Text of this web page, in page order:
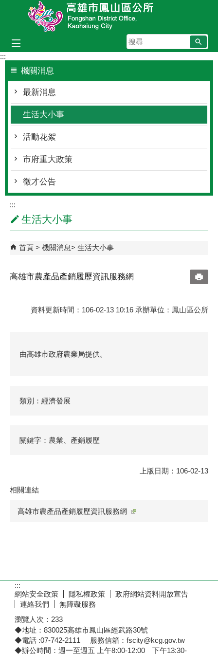
跳到主要內容區塊
搜
尋
:::
機關消息
最新消息
生活大小事
活動花絮
市府重大政策
徵才公告
:::
生活大小事
首頁 機關消息 生活大小事
高雄市農產品產銷履歷資訊服務網
資料更新時間：106-02-13 10:16 承辦單位：鳳山區公所
由高雄市政府農業局提供。
類別：經濟發展
關鍵字：農業、產銷履歷
上版日期：106-02-13
相關連結
高雄市農產品產銷履歷資訊服務網
:::
網站安全政策
隱私權政策
政府網站資料開放宣告
連絡我們
無障礙服務
瀏覽人次： 233
◆地址：830025高雄市鳳山區經武路30號
◆電話 :07-742-2111 服務信箱：fscity@kcg.gov.tw
◆辦公時間：週一至週五 上午8:00-12:00 下午13:30-